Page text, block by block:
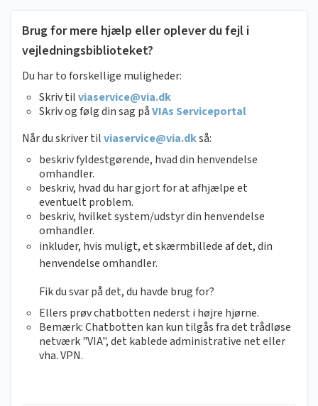
Brug for mere hjælp eller oplever du fejl i
vejledningsbiblioteket?
Du har to forskellige muligheder:
Skriv tilviaservice@via.dk
Skriv og følg din sag påVIAs Serviceportal
Når du skriver tilviaservice@via.dkså:
beskriv fyldestgørende, hvad din henvendelse
omhandler.
beskriv, hvad du har gjort for at afhjælpe et
eventuelt problem.
beskriv, hvilket system/udstyr din henvendelse
omhandler.
inkluder, hvis muligt, et skærmbillede af det, din
henvendelse omhandler.
Fik du svar på det, du havde brug for?
Ellers prøv chatbotten nederst i højre hjørne.
Bemærk: Chatbotten kan kun tilgås fra det trådløse
netværk "VIA", det kablede administrative net eller
vha. VPN.